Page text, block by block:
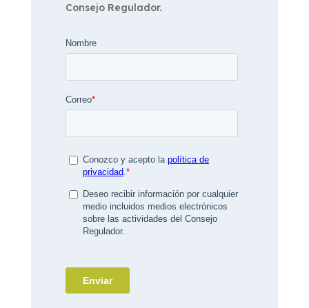
Consejo Regulador.